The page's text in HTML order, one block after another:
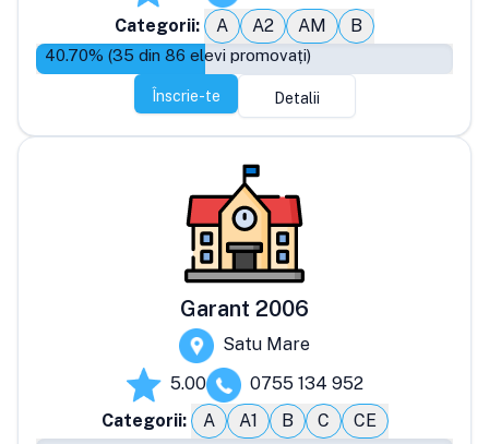
Categorii:
A A2 AM B
40.70% (35 din 86 elevi promovați)
Înscrie-te Detalii
Garant 2006
Satu Mare
5.00
0755 134 952
Categorii:
A A1 B C CE